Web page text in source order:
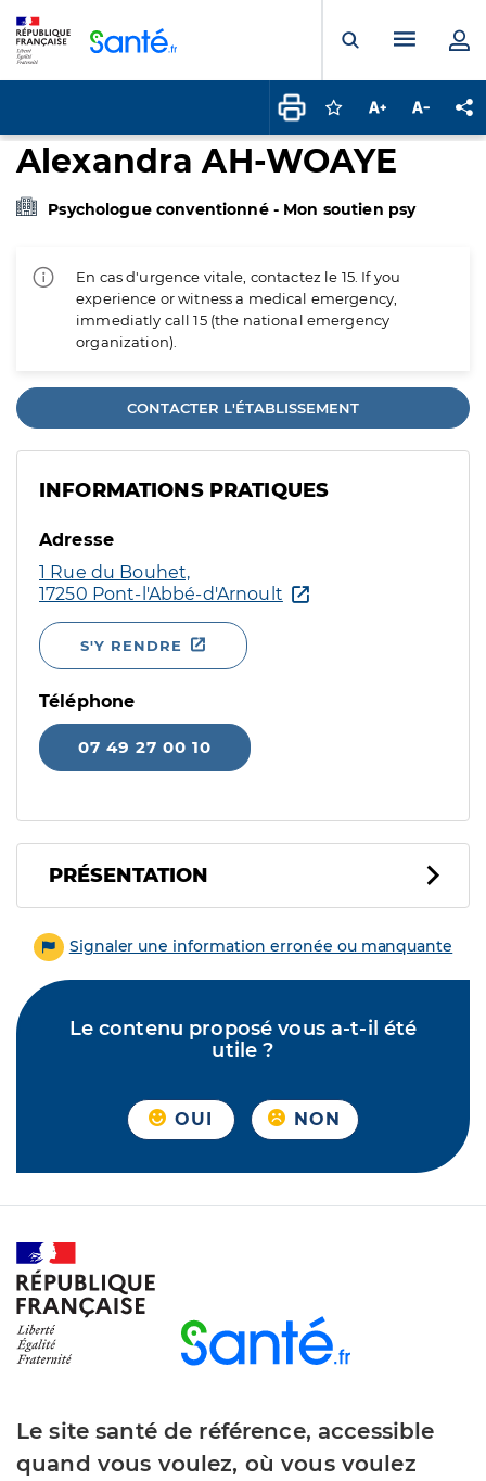
Ouvrir laMenu
Connectez-vous
Augmenter la
Alexandra AH-WOAYE
Psychologue conventionné - Mon soutien psy
En cas d'urgence vitale, contactez le 15. If you
experience or witness a medical emergency,
immediatly call 15 (the national emergency
organization).
CONTACTER L'ÉTABLISSEMENT
INFORMATIONS PRATIQUES
Adresse
1 Rue du Bouhet,
17250 Pont-l'Abbé-d'Arnoult
S'Y RENDRE
Téléphone
07 49 27 00 10
PRÉSENTATION
Signaler une information erronée ou manquante
Le contenu proposé vous a-t-il été
utile ?
OUI NON
Le site santé de référence, accessible
quand vous voulez, où vous voulez